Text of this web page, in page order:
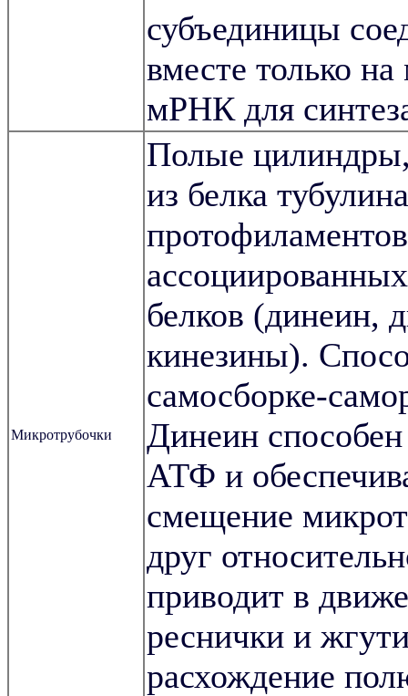
субъединицы
вместе только на
мРНК для
Микротрубочки
Полые
из белка
белков (динеин,
кинезины).
самосборке-
Динеин
АТФ и
смещение
друг
приводит в
реснички и
расхождение